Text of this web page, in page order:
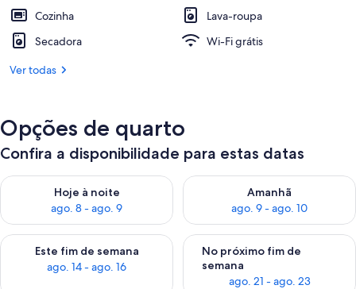
Cozinha
Lava-roupa
Secadora
Wi-Fi grátis
Ver todas
Opções de quarto
Confira a disponibilidade para estas datas
Hoje à noite
ago. 8 - ago. 9
Verifica a disponibilidade para esta noite, ago. 8 - ago. 9
Amanhã
ago. 9 - ago. 10
Verifica a disponibilidade
Este fim de semana
ago. 14 - ago. 16
Verifica a disponibilidade para este fim de semana, ago. 14 -
No próximo fim de
semana
ago. 21 - ago. 23
Verifica a disponibilidade